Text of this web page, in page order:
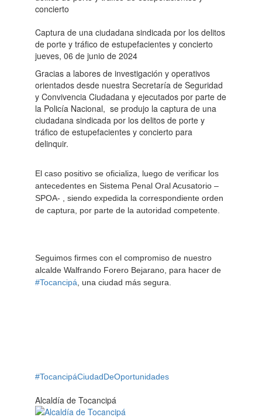
Captura de una ciudadana sindicada por los delitos
de porte y tráfico de estupefacientes y concierto
jueves, 06 de junio de 2024
Gracias a labores de investigación y operativos
orientados desde nuestra Secretaría de Seguridad
y Convivencia Ciudadana y ejecutados por parte de
la Policía Nacional, se produjo la captura de una
ciudadana sindicada por los delitos de porte y
tráfico de estupefacientes y concierto para
delinquir.
El caso positivo se oficializa, luego de verificar los
antecedentes en Sistema Penal Oral Acusatorio –
SPOA- , siendo expedida la correspondiente orden
de captura, por parte de la autoridad competente.
Seguimos firmes con el compromiso de nuestro
alcalde Walfrando Forero Bejarano, para hacer de
#Tocancipá , una ciudad más segura.
#TocancipáCiudadDeOportunidades
Alcaldía de Tocancipá